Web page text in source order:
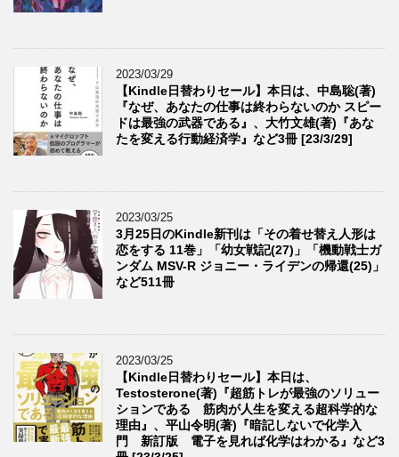
2023/03/29
【Kindle日替わりセール】本日は、中島聡(著)
『なぜ、あなたの仕事は終わらないのか スピー
ドは最強の武器である』、大竹文雄(著)『あな
たを変える行動経済学』など3冊 [23/3/29]
2023/03/25
3月25日のKindle新刊は「その着せ替え人形は
恋をする 11巻」「幼女戦記(27)」「機動戦士ガ
ンダム MSV-R ジョニー・ライデンの帰還(25)」
など511冊
2023/03/25
【Kindle日替わりセール】本日は、
Testosterone(著)『超筋トレが最強のソリュー
ションである 筋肉が人生を変える超科学的な
理由』、平山令明(著)『暗記しないで化学入
門 新訂版 電子を見れば化学はわかる』など3